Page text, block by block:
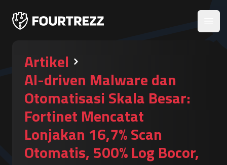
Artikel
AI-driven Malware dan
Otomatisasi Skala Besar:
Fortinet Mencatat
Lonjakan 16,7% Scan
Otomatis, 500% Log Bocor,